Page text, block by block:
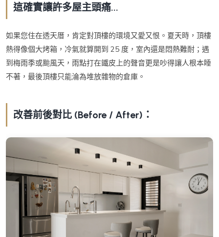
這確實讓許多屋主頭痛...
如果您住在透天厝，肯定對頂樓的環境又愛又恨。夏天時，頂樓
熱得像個大烤箱，冷氣就算開到 25 度，室內還是悶熱難耐；遇
到梅雨季或颱風天，雨點打在鐵皮上的聲音更是吵得讓人根本睡
不著，最後頂樓只能淪為堆放雜物的倉庫。
改善前後對比 (Before / After)：